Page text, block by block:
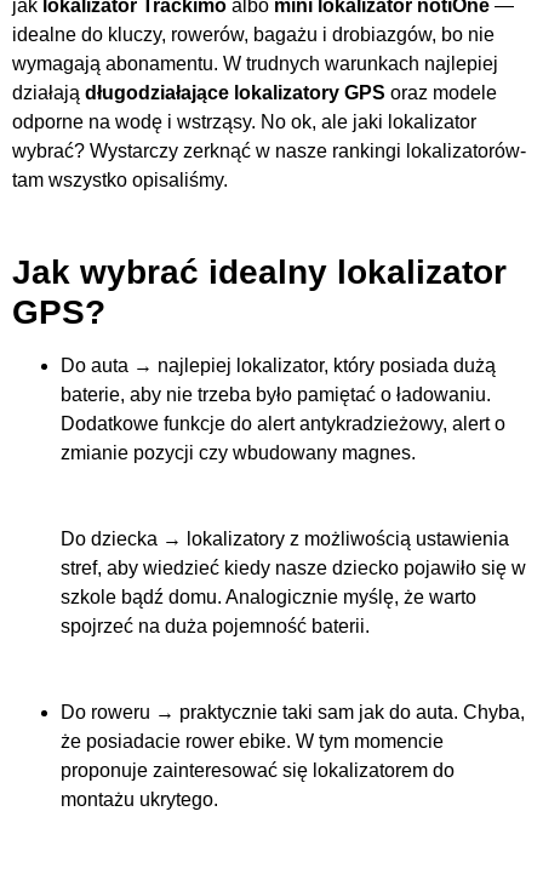
jak lokalizator Trackimo albo mini lokalizator notiOne —
idealne do kluczy, rowerów, bagażu i drobiazgów, bo nie
wymagają abonamentu. W trudnych warunkach najlepiej
działają długodziałające lokalizatory GPS oraz modele
odporne na wodę i wstrząsy. No ok, ale jaki lokalizator
wybrać? Wystarczy zerknąć w nasze rankingi lokalizatorów-
tam wszystko opisaliśmy.
Jak wybrać idealny lokalizator
GPS?
Do auta → najlepiej lokalizator, który posiada dużą
baterie, aby nie trzeba było pamiętać o ładowaniu.
Dodatkowe funkcje do alert antykradzieżowy, alert o
zmianie pozycji czy wbudowany magnes.
Do dziecka → lokalizatory z możliwością ustawienia
stref, aby wiedzieć kiedy nasze dziecko pojawiło się w
szkole bądź domu. Analogicznie myślę, że warto
spojrzeć na duża pojemność baterii.
Do roweru → praktycznie taki sam jak do auta. Chyba,
że posiadacie rower ebike. W tym momencie
proponuje zainteresować się lokalizatorem do
montażu ukrytego.